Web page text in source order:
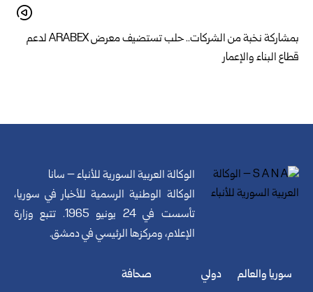
بمشاركة نخبة من الشركات.. حلب تستضيف معرض ARABEX لدعم
قطاع البناء والإعمار
الوكالة العربية السورية للأنباء – سانا
الوكالة الوطنية الرسمية للأخبار في سوريا،
تأسست في 24 يونيو 1965. تتبع وزارة
الإعلام، ومركزها الرئيسي في دمشق.
سوريا والعالم
دولي
صحافة